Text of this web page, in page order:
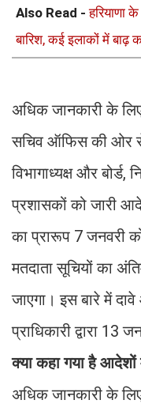
Also Read -हरियाणा
बारिश, कई इलाकों में बाढ़
अधिक जानकारी के
सचिव ऑफिस की ओर
विभागाध्यक्ष और
प्रशासकों को जारी
का प्रारूप 7 जनवरी
मतदाता सूचियों का
जाएगा। इस बारे में
प्राधिकारी द्वारा 13
क्या कहा गया है आदेशों
अधिक जानकारी के